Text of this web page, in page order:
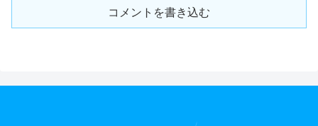
コメントを書き込む